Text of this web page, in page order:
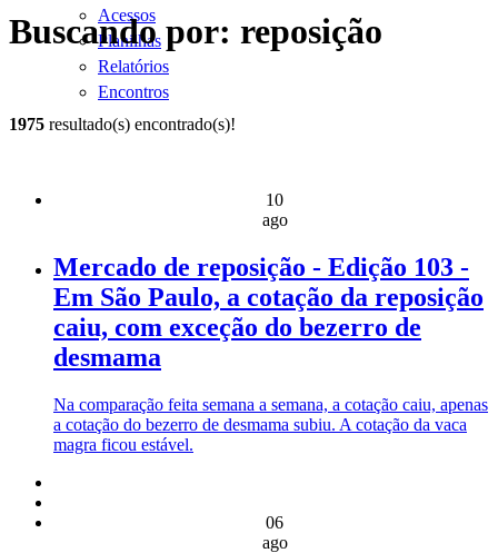
Acessos
Planilhas
Relatórios
Encontros
Buscando por: reposição
1975 resultado(s) encontrado(s)!
10
ago
Mercado de reposição - Edição 103 -
Em São Paulo, a cotação da reposição
caiu, com exceção do bezerro de
desmama
Na comparação feita semana a semana, a cotação caiu, apenas
a cotação do bezerro de desmama subiu. A cotação da vaca
magra ficou estável.
06
ago